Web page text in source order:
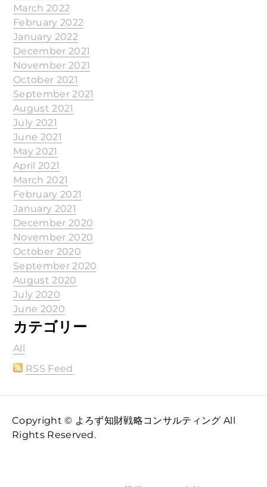
March 2022
February 2022
January 2022
December 2021
November 2021
October 2021
September 2021
August 2021
July 2021
June 2021
May 2021
April 2021
March 2021
February 2021
January 2021
December 2020
November 2020
October 2020
September 2020
August 2020
July 2020
June 2020
カテゴリー
All
RSS Feed
Copyright © よろず知財戦略コンサルティング All
Rights Reserved.